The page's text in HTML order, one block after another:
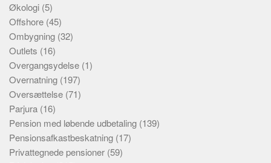
Økologi (5)
Offshore (45)
Ombygning (32)
Outlets (16)
Overgangsydelse (1)
Overnatning (197)
Oversættelse (71)
Parjura (16)
Pension med løbende udbetaling (139)
Pensionsafkastbeskatning (17)
Privattegnede pensioner (59)